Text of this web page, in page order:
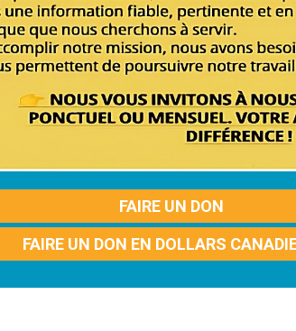
FAIRE UN DON
FAIRE UN DON EN DOLLARS